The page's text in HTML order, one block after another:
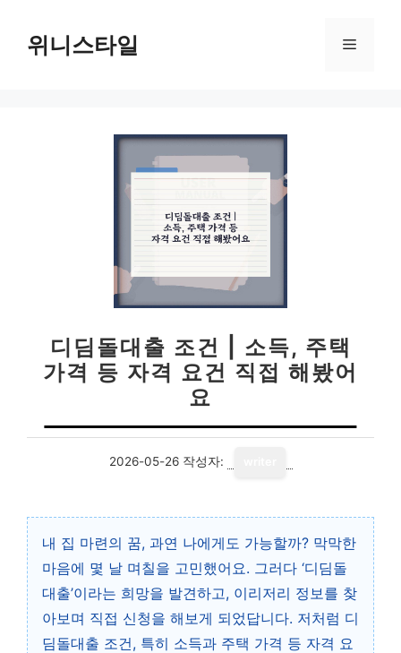
위니스타일 메
디딤돌대출 조건 | 소득, 주택
가격 등 자격 요건 직접 해봤어
요
2026-05-26 작성자:
내 집 마련의 꿈, 과연 나에게도 가능할까? 막막한
마음에 몇 날 며칠을 고민했어요. 그러다 ‘디딤돌
대출’이라는 희망을 발견하고, 이리저리 정보를 찾
아보며 직접 신청을 해보게 되었답니다. 저처럼 디
딤돌대출 조건, 특히 소득과 주택 가격 등 자격 요